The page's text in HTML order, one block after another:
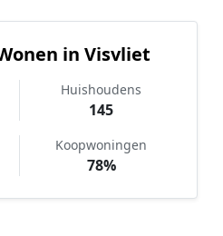
in Visvliet
Huishoudens
145
Koopwoningen
78%